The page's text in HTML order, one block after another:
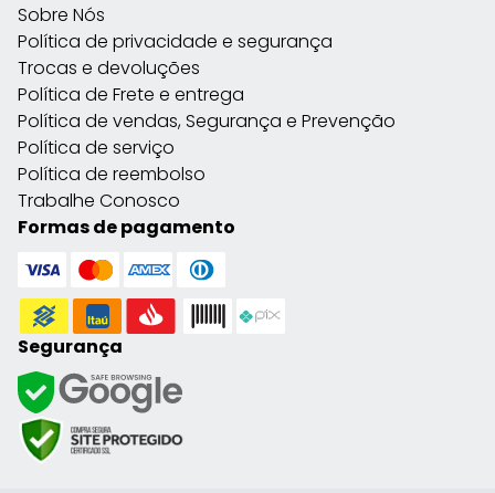
Sobre Nós
Política de privacidade e segurança
Trocas e devoluções
Política de Frete e entrega
Política de vendas, Segurança e Prevenção
Política de serviço
Política de reembolso
Trabalhe Conosco
Formas de pagamento
Segurança